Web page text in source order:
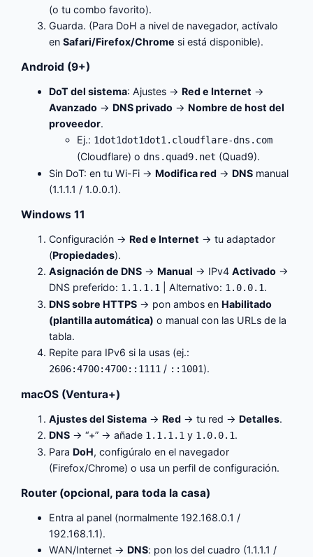
(o tu combo favorito).
Guarda. (Para DoH a nivel de navegador, actívalo
enSafari/Firefox/Chrome si está disponible).
Android (9+)
DoT del sistema: Ajustes →Red e Internet →
Avanzado →DNS privado →Nombre de host del
proveedor.
Ej.: 1dot1dot1dot1.cloudflare-dns.com
(Cloudflare) odns.quad9.net (Quad9).
Sin DoT: en tu Wi-Fi →Modifica red →DNS manual
(1.1.1.1 / 1.0.0.1).
Windows 11
Configuración →Red e Internet → tu adaptador
(Propiedades).
Asignación de DNS →Manual → IPv4Activado →
DNS preferido: 1.1.1.1 | Alternativo: 1.0.0.1.
DNS sobre HTTPS → pon ambos enHabilitado
(plantilla automática) o manual con las URLs de la
tabla.
Repite para IPv6 si la usas (ej.:
2606:4700:4700::1111 / ::1001).
macOS (Ventura+)
Ajustes del Sistema →Red → tu red →Detalles.
DNS → “+” → añade 1.1.1.1 y 1.0.0.1.
ParaDoH, configúralo en el navegador
(Firefox/Chrome) o usa un perfil de configuración.
Router (opcional, para toda la casa)
Entra al panel (normalmente 192.168.0.1 /
192.168.1.1).
WAN/Internet →DNS: pon los del cuadro (1.1.1.1 /